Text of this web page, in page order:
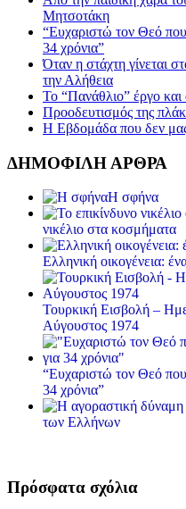
Μητσοτάκη
“Ευχαριστώ τον Θεό
34 χρόνια”
Όταν η στάχτη γίνεται
την Αλήθεια
Το “Πανάθλιο” έργο
Προοδευτισμός της
Η Εβδομάδα που δεν
ΔΗΜΟΦΙΛΗ ΑΡΘΡΑ
Η σφήνα
νικέλιο στα κοσμήματα
Ελληνική οικογένεια:
Τουρκική Εισβολή –
Αύγουστος 1974
“Ευχαριστώ τον Θεό
34 χρόνια”
των Ελλήνων
Πρόσφατα σχόλια